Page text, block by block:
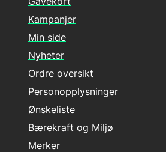
Kampanjer
Min side
Nyheter
Ordre oversikt
Personopplysninger
Ønskeliste
Bærekraft og Miljø
Merker